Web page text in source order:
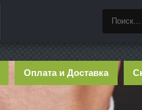
Оплата и Доставка